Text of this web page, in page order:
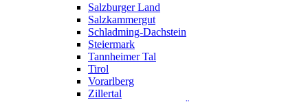
Salzburger Land
Salzkammergut
Schladming-Dachstein
Steiermark
Tannheimer Tal
Tirol
Vorarlberg
Zillertal